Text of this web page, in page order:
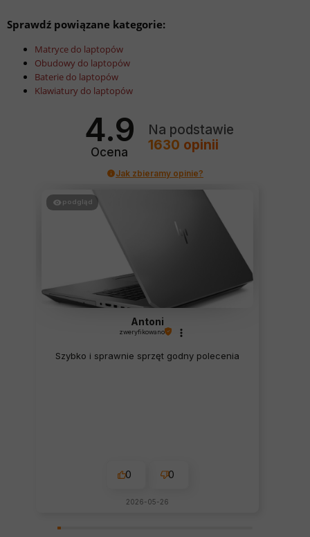
Sprawdź powiązane kategorie:
Matryce do laptopów
Obudowy do laptopów
Baterie do laptopów
Klawiatury do laptopów
4.9
Ocena
Na podstawie
1630 opinii
Jak zbieramy opinie?
podgląd
Antoni
zweryfikowano
Szybko i sprawnie sprzęt godny polecenia
0 0
2026-05-26